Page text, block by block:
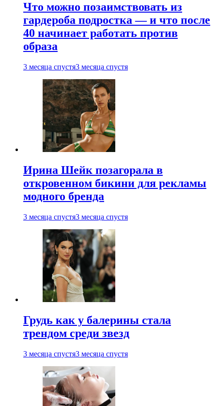
Что можно позаимствовать из
гардероба подростка — и что после
40 начинает работать против
образа
3 месяца спустя3 месяца спустя
Ирина Шейк позагорала в
откровенном бикини для рекламы
модного бренда
3 месяца спустя3 месяца спустя
Грудь как у балерины стала
трендом среди звезд
3 месяца спустя3 месяца спустя